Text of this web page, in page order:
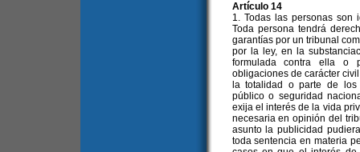
Artículo 14
1. Todas las personas son
Toda persona tendrá
garantías por un tribunal
por la ley, en la
formulada contra ella o
obligaciones de carácter
la totalidad o parte de
público o seguridad
exija el interés de la vida
necesaria en opinión del
asunto la publicidad
toda sentencia en materia